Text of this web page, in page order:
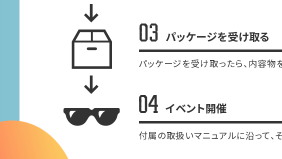
パッケージを受け取る
パッケージを受け取ったら、内容物
イベント開催
付属の取扱いマニュアルに沿って、